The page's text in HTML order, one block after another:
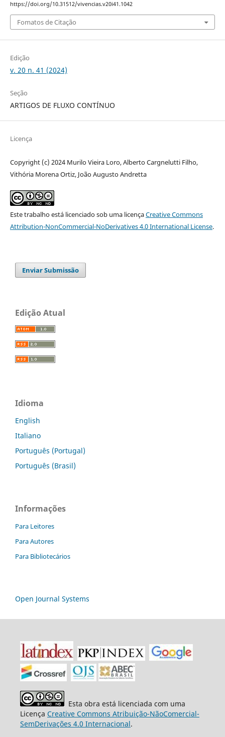
https://doi.org/10.31512/vivencias.v20i41.1042
Fomatos de Citação
Edição
v. 20 n. 41 (2024)
Seção
ARTIGOS DE FLUXO CONTÍNUO
Licença
Copyright (c) 2024 Murilo Vieira Loro, Alberto Cargnelutti Filho,
Vithória Morena Ortiz, João Augusto Andretta
Este trabalho está licenciado sob uma licençaCreative Commons
Attribution-NonCommercial-NoDerivatives 4.0 International License.
Enviar Submissão
Edição Atual
Idioma
English
Italiano
Português (Portugal)
Português (Brasil)
Informações
Para Leitores
Para Autores
Para Bibliotecários
Open Journal Systems
Esta obra está licenciada com uma
Licença Creative Commons Atribuição-NãoComercial-
SemDerivações 4.0 Internacional.